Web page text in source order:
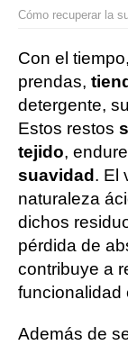
Cómo recuperar la
Con el
prendas,
detergente,
Estos restos
tejido,
suavidad. El
naturaleza
dichos
pérdida de
contribuye a
funcionalidad
Además de